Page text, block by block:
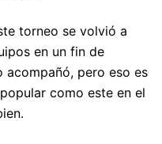
torneo se volvió a
en un fin de
acompañó, pero eso es
como este en el